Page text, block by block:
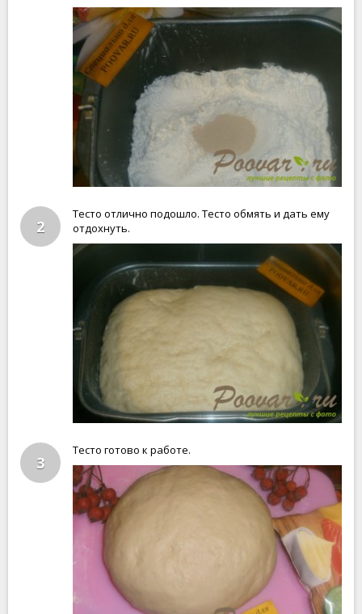
2
Тесто отлично подошло. Тесто обмять и дать ему
отдохнуть.
3
Тесто готово к работе.